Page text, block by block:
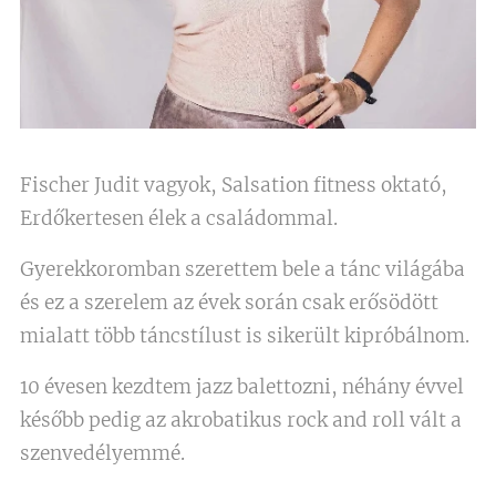
Fischer Judit vagyok, Salsation fitness oktató,
Erdőkertesen élek a családommal.
Gyerekkoromban szerettem bele a tánc világába
és ez a szerelem az évek során csak erősödött
mialatt több táncstílust is sikerült kipróbálnom.
10 évesen kezdtem jazz balettozni, néhány évvel
később pedig az akrobatikus rock and roll vált a
szenvedélyemmé.